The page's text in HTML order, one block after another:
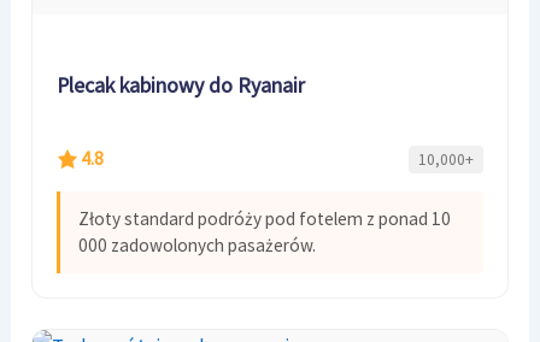
Plecak kabinowy do Ryanair
4.8 10,000+
Złoty standard podróży pod fotelem z ponad 10
000 zadowolonych pasażerów.